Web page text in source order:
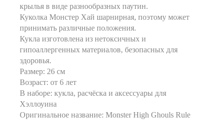
крылья в виде разнообразных паутин.
Куколка Монстер Хай шарнирная, поэтому может
принимать различные положения.
Кукла изготовлена из нетоксичных и
гипоаллергенных материалов, безопасных для
здоровья.
Размер: 26 см
Возраст: от 6 лет
В наборе: кукла, расчёска и аксессуары для
Хэллоуина
Оригинальное название: Monster High Ghouls Rule